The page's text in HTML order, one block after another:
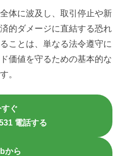
体に波及し、取引停止や新
的ダメージに直結する恐れ
ことは、単なる法令遵守に
価値を守るための基本的な
。
ぐ
電話する
から